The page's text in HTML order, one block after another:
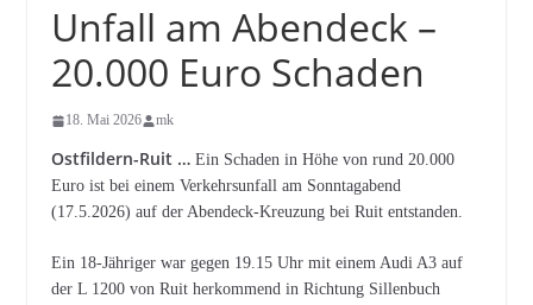
Unfall am Abendeck –
20.000 Euro Schaden
18. Mai 2026 mk
Ostfildern-Ruit …Ein Schaden in Höhe von rund 20.000
Euro ist bei einem Verkehrsunfall am Sonntagabend
(17.5.2026) auf der Abendeck-Kreuzung bei Ruit entstanden.
Ein 18-Jähriger war gegen 19.15 Uhr mit einem Audi A3 auf
der L 1200 von Ruit herkommend in Richtung Sillenbuch